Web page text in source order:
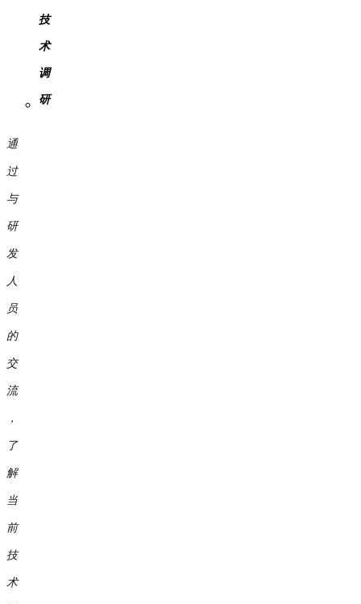
技
术
调
研
通
过
与
研
发
人
员
的
交
流
，
了
解
当
前
技
术